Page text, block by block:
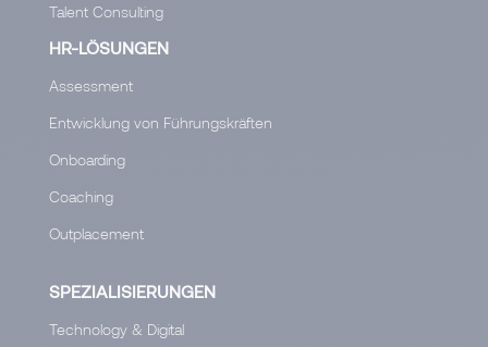
Talent Consulting
HR-LÖSUNGEN
Assessment
Entwicklung von Führungskräften
Onboarding
Coaching
Outplacement
SPEZIALISIERUNGEN
Technology & Digital